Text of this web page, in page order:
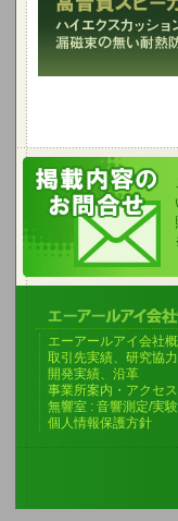
エーアールアイ会社
取引先実績、研究協力
開発実績、沿革
事業所案内・アクセス
無響室 : 音響測定/実
個人情報保護方針